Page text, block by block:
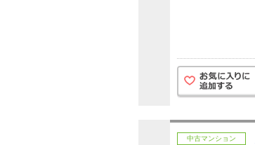
中古マンション